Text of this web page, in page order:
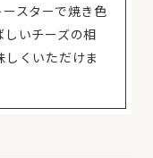
スターで焼き色
いチーズの相
くいただけま